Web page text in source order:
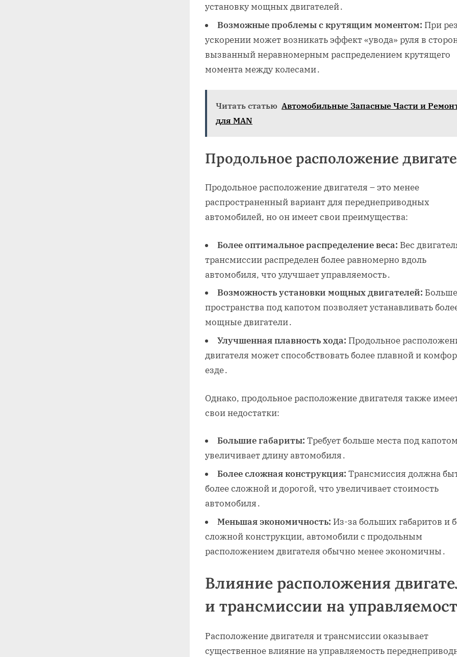
установку мощных двигателей․
Возможные проблемы с крутящим моментом: При
ускорении может возникать эффект «увода» руля в
вызванный неравномерным распределением крутящего
момента между колесами․
Читать статью Автомобильные Запасные Части и
для MAN
Продольное расположение
Продольное расположение двигателя – это менее
распространенный вариант для переднеприводных
автомобилей, но он имеет свои преимущества:
Более оптимальное распределение веса: Вес
трансмиссии распределен более равномерно вдоль
автомобиля, что улучшает управляемость․
Возможность установки мощных двигателей: Больше
пространства под капотом позволяет устанавливать
мощные двигатели․
Улучшенная плавность хода: Продольное
двигателя может способствовать более плавной и
езде․
Однако, продольное расположение двигателя также
свои недостатки:
Большие габариты: Требует больше места под
увеличивает длину автомобиля․
Более сложная конструкция: Трансмиссия должна
более сложной и дорогой, что увеличивает стоимость
автомобиля․
Меньшая экономичность: Из-за больших габаритов и
сложной конструкции, автомобили с продольным
расположением двигателя обычно менее экономичны․
Влияние расположения
и трансмиссии на
Расположение двигателя и трансмиссии оказывает
существенное влияние на управляемость